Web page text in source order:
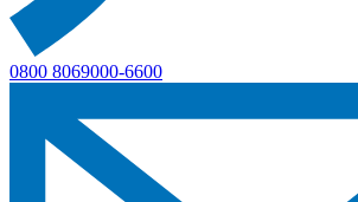
0800 8069000-6600